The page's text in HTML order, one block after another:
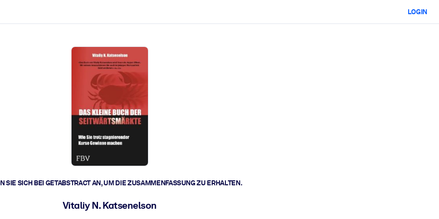
LOGIN
SIE SICH BEI GETABSTRACT AN, UM DIE ZUSAMMENFASSUNG ZU ERHALTEN.
Vitaliy N. Katsenelson